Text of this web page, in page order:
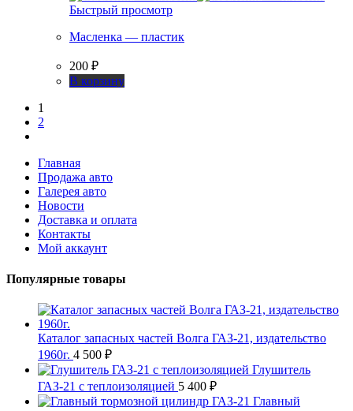
Быстрый просмотр
Масленка — пластик
200 ₽
В корзину
1
2
Главная
Продажа авто
Галерея авто
Новости
Доставка и оплата
Контакты
Мой аккаунт
Популярные товары
Каталог запасных частей Волга ГАЗ-21, издательство
1960г. 4 500 ₽
Глушитель
ГАЗ-21 с теплоизоляцией 5 400 ₽
Главный